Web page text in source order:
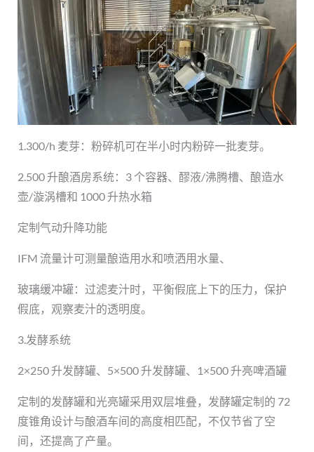
1.300/h 麦芽：粉碎机可在半小时内粉碎一批麦芽。
2.500 升酿酒房系统：3 个容器、醪液/沸腾槽、酿造水
壶/漩涡槽和 1000 升热水箱
定制气动升降功能
IFM 流量计可测量酿造用水和喷洒用水量、
玻璃缓冲罐：过滤麦汁时，平衡假底上下的压力，保护
假底，观察麦汁的透明度。
3.发酵系统
2×250 升发酵罐、5×500 升发酵罐、1×500 升亮啤酒罐
定制的发酵罐和光亮罐采用双层堆叠，发酵罐定制的 72
度锥角设计与酿酒车间的高度相匹配，不仅节省了空
间，还提高了产量。